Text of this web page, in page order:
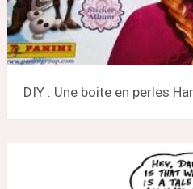
DIY : Une boite en perles